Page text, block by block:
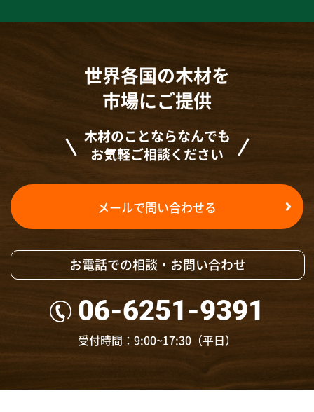
世界各国の木材を
市場にご提供
木材のことならなんでも
お気軽ご相談ください
お電話での相談・お問い合わせ
06-6251-9391
受付時間：9:00~17:30（平日）
メールで問い合わせる